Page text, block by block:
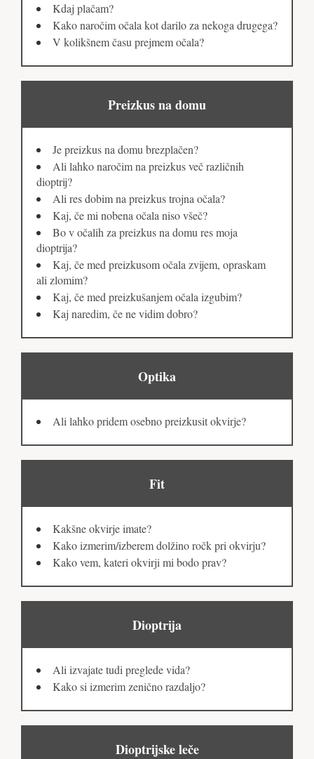
Kdaj plačam?
Kako naročim očala kot darilo za nekoga drugega?
V kolikšnem času prejmem očala?
Preizkus na domu
Je preizkus na domu brezplačen?
Ali lahko naročim na preizkus več različnih
dioptrij?
Ali res dobim na preizkus trojna očala?
Kaj, če mi nobena očala niso všeč?
Bo v očalih za preizkus na domu res moja
dioptrija?
Kaj, če med preizkusom očala zvijem, opraskam
ali zlomim?
Kaj, če med preizkušanjem očala izgubim?
Kaj naredim, če ne vidim dobro?
Optika
Ali lahko pridem osebno preizkusit okvirje?
Fit
Kakšne okvirje imate?
Kako izmerim/izberem dolžino ročk pri okvirju?
Kako vem, kateri okvirji mi bodo prav?
Dioptrija
Ali izvajate tudi preglede vida?
Kako si izmerim zenično razdaljo?
Dioptrijske leče